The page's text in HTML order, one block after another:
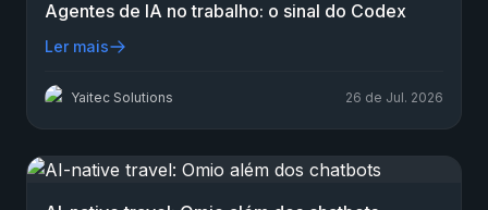
Agentes de IA no trabalho: o sinal do Codex
Ler mais
Yaitec Solutions 26 de Jul. 2026